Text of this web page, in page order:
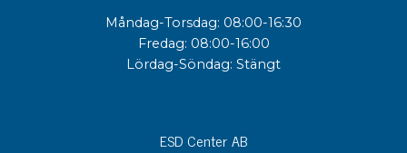
Måndag-Torsdag: 08:00-16:30
Fredag: 08:00-16:00
Lördag-Söndag: Stängt
ESD Center AB